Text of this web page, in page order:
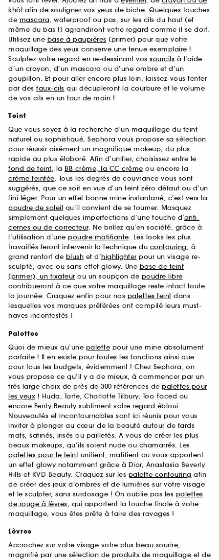
khôl afin de souligner vos yeux de biche. Quelques touches
de mascara, waterproof ou pas, sur les cils du haut (et
même du bas !) agrandiront votre regard comme il se doit.
Utilisez une base à paupières (primer) pour que votre
maquillage des yeux conserve une tenue exemplaire !
Sculptez votre regard en re-dessinant vos sourcils à l’aide
d’un crayon, d’un mascara ou d’une ombre et d’un
goupillon. Et pour aller encore plus loin, laissez-vous tenter
par des faux-cils qui décupleront la courbure et le volume
de vos cils en un tour de main !
Teint
Que vous soyez à la recherche d'un maquillage du teint
naturel ou sophistiqué, Sephora vous propose sa sélection
pour réussir aisément un magnifique makeup, du plus
rapide au plus élaboré. Afin d’unifier, choisissez entre le
fond de teint, la BB crème, la CC crème ou encore la
crème teintée. Tous les degrés de couvrance vous sont
suggérés, que ce soit en vue d’un teint zéro défaut ou d’un
fini léger. Pour un effet bonne mine instantané, c’est vers la
poudre de soleil qu’il convient de se tourner. Masquez
simplement quelques imperfections d’une touche d’anti-
cernes ou de correcteur. Ne brillez qu’en société, grâce à
l’utilisation d’une poudre matifiante. Les looks les plus
travaillés feront intervenir la technique du contouring, à
grand renfort de blush et d’highlighter pour un visage re-
sculpté, avec ou sans effet glowy. Une base de teint
(primer), un fixateur ou un soupçon de poudre libre
contribueront à ce que votre maquillage reste intact toute
la journée. Craquez enfin pour nos palettes teint dans
lesquelles vos marques préférées ont compilé leurs must-
haves incontestés !
Palettes
Quoi de mieux qu’une palette pour une mine absolument
parfaite ! Il en existe pour toutes les fonctions ainsi que
pour tous les budgets, évidemment ! Chez Sephora, on
vous propose ce qu’il y a de mieux, à commencer par un
très large choix de près de 300 références de palettes pour
les yeux ! Huda, Tarte, Charlotte Tilbury, Too Faced ou
encore Fenty Beauty subliment votre regard ébloui.
Nouveautés et incontournables sont ici réunis pour vous
inviter à plonger au cœur de la beauté autour de fards
mats, satinés, irisés ou pailletés. A vous de créer les plus
beaux makeups, qu’ils soient nude ou chamarrés. Les
palettes pour le teint unifient, matifient ou vous apportent
un effet glowy notamment grâce à Dior, Anastasia Beverly
Hills et KVD Beauty. Craquez sur les palette contouring afin
de créer des jeux d’ombres et de lumières sur votre visage
et le sculpter, sans surdosage ! On oublie pas les palettes
de rouge à lèvres, qui apportent la touche finale à votre
maquillage, vous êtes prête à faire des ravages !
Lèvres
Accrochez sur votre visage votre plus beau sourire,
magnifié par une sélection de produits de maquillage et de